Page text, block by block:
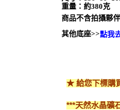
重量：約380克
商品不含拍攝夥
其他底座>>點我
★ 給您下標購
***天然水晶礦